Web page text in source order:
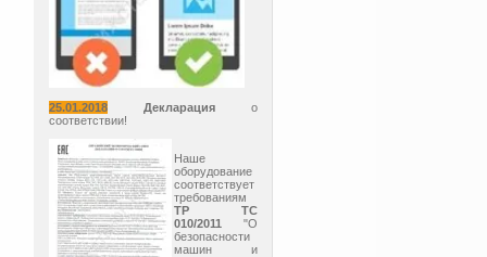
25.01.2018 Декларация о
соответствии!
Наше
оборудование
соответствует
требованиям
ТР ТС
010/2011 "О
безопасности
машин и